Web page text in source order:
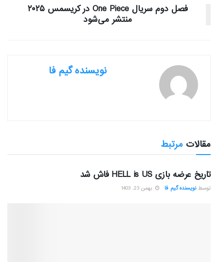
فصل دوم سریال One Piece در کریسمس ۲۰۲۵
منتشر می‌شود
نویسنده گیم فا
مقالات مرتبط
تاریخ عرضه بازی HELL is US فاش شد
توسط نویسنده گیم فا بهمن 23, 1403